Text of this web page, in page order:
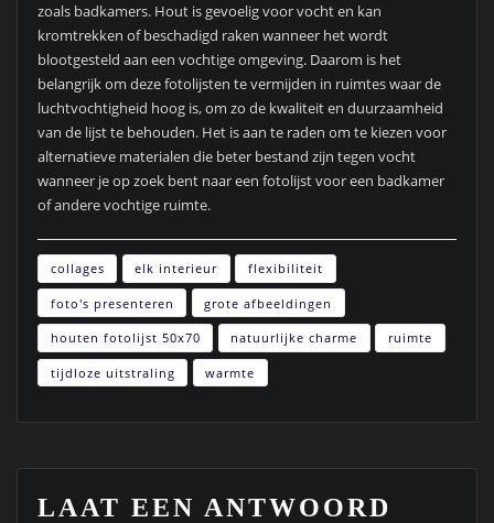
zoals badkamers. Hout is gevoelig voor vocht en kan
kromtrekken of beschadigd raken wanneer het wordt
blootgesteld aan een vochtige omgeving. Daarom is het
belangrijk om deze fotolijsten te vermijden in ruimtes waar de
luchtvochtigheid hoog is, om zo de kwaliteit en duurzaamheid
van de lijst te behouden. Het is aan te raden om te kiezen voor
alternatieve materialen die beter bestand zijn tegen vocht
wanneer je op zoek bent naar een fotolijst voor een badkamer
of andere vochtige ruimte.
collages elk interieur flexibiliteit
foto's presenteren grote afbeeldingen
houten fotolijst 50x70 natuurlijke charme ruimte
tijdloze uitstraling warmte
LAAT EEN ANTWOORD